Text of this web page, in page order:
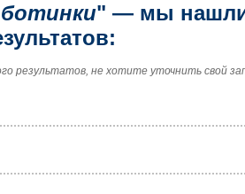
" — мы нашли
результатов, не хотите уточнить свой